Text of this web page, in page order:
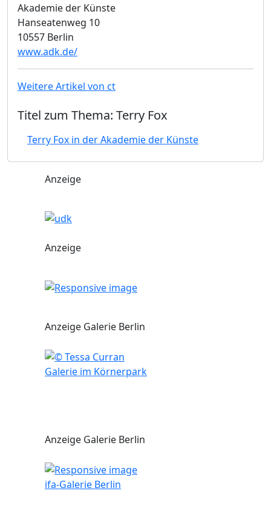
Akademie der Künste
Hanseatenweg 10
10557 Berlin
www.adk.de/
Weitere Artikel von ct
Titel zum Thema: Terry Fox
Terry Fox in der Akademie der Künste
Anzeige
Anzeige
Anzeige Galerie Berlin
Galerie im Körnerpark
Anzeige Galerie Berlin
ifa-Galerie Berlin